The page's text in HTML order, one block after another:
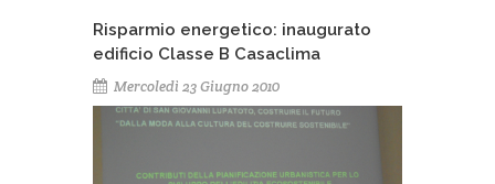
Risparmio energetico: inaugurato
edificio Classe B Casaclima
Mercoledì 23 Giugno 2010